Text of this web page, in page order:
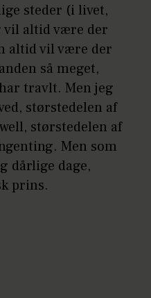
steder (i livet,
vil altid være der
altid vil være der
så meget,
travlt. Men jeg
størstedelen af
størstedelen af
Men som
dårlige dage,
prins.